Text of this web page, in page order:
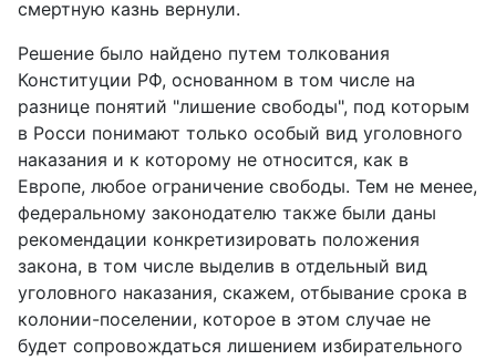
смертную казнь вернули.
Решение было найдено путем толкования
Конституции РФ, основанном в том числе на
разнице понятий "лишение свободы", под которым
в Росси понимают только особый вид уголовного
наказания и к которому не относится, как в
Европе, любое ограничение свободы. Тем не менее,
федеральному законодателю также были даны
рекомендации конкретизировать положения
закона, в том числе выделив в отдельный вид
уголовного наказания, скажем, отбывание срока в
колонии-поселении, которое в этом случае не
будет сопровождаться лишением избирательного